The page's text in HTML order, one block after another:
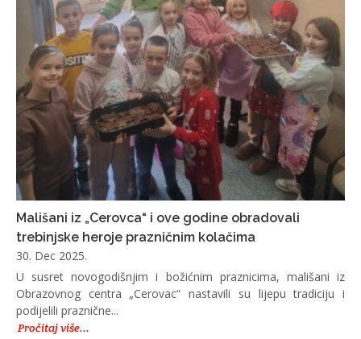
Mališani iz „Cerovca“ i ove godine obradovali
trebinjske heroje prazničnim kolačima
30. Dec 2025.
U susret novogodišnjim i božićnim praznicima, mališani iz
Obrazovnog centra „Cerovac“ nastavili su lijepu tradiciju i
podijelili praznične...
Pročitaj više...